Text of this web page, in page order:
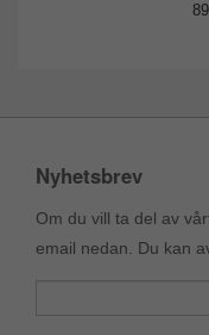
Nyhetsbrev
Om du vill ta del av
email nedan. Du kan